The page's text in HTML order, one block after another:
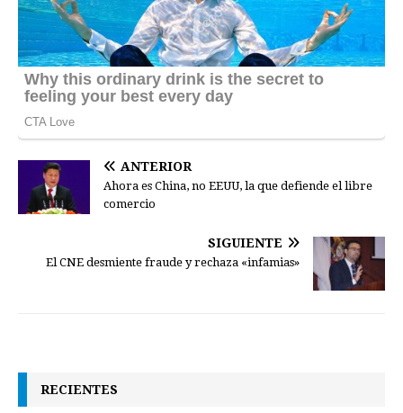
ANTERIOR
Ahora es China, no EEUU, la que defiende el libre
comercio
SIGUIENTE
El CNE desmiente fraude y rechaza «infamias»
RECIENTES